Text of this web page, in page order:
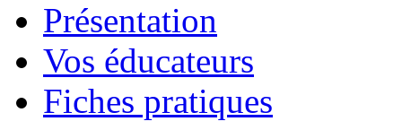
Présentation
Vos éducateurs
Fiches pratiques